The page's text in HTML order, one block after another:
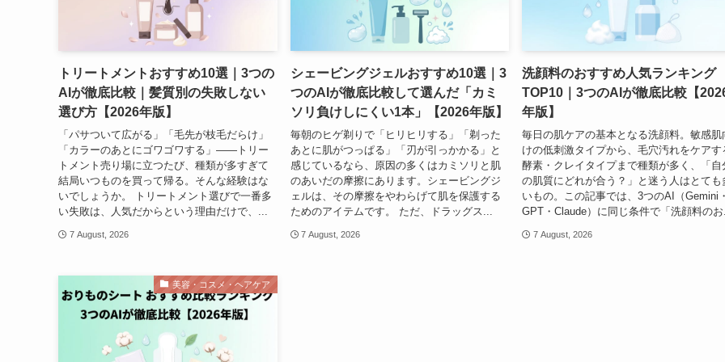
トリートメントおすすめ10選｜3つの
AIが徹底比較｜髪質別の失敗しない
選び方【2026年版】
「パサついて広がる」「毛先が枝毛だらけ」
「カラーのあとにゴワゴワする」——トリー
トメント売り場に立つたび、種類が多すぎて
結局いつものを買って帰る。そんな経験はな
いでしょうか。 トリートメント選びで一番多
い失敗は、人気だからという理由だけで、...
7 August, 2026
シェービングジェルおすすめ10選｜3
つのAIが徹底比較して選んだ「カミ
ソリ負けしにくい1本」【2026年版】
毎朝のヒゲ剃りで「ヒリヒリする」「剃った
あとに肌がつっぱる」「刃が引っかかる」と
感じているなら、原因の多くはカミソリと肌
のあいだの摩擦にあります。シェービングジ
ェルは、その摩擦をやわらげて肌を保護する
ためのアイテムです。 ただ、ドラッグス...
7 August, 2026
洗顔料のおすすめ人気ランキング
TOP10｜3つのAIが徹底比較【
年版】
毎日の肌ケアの基本となる洗顔料。敏感肌
けの低刺激タイプから、毛穴汚れをケアす
酵素・クレイタイプまで種類が多く、「自
の肌質にどれが合う？」と迷う人はとても
いもの。この記事では、3つのAI（Gemini・
GPT・Claude）に同じ条件で「洗顔料の
7 August, 2026
美容・コスメ・ヘアケア